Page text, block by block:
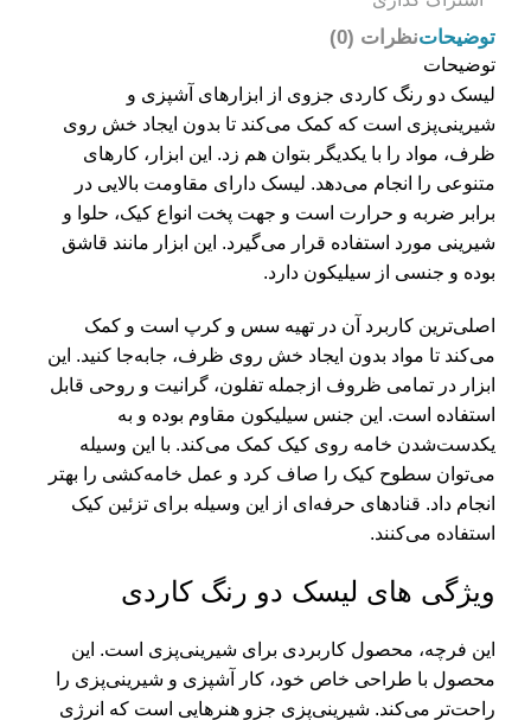
توضیحاتنظرات (0)
توضیحات
لیسک دو رنگ کاردی جزوی از ابزارهای آشپزی و
شیرینی‌پزی است که کمک می‌کند تا بدون ایجاد خش روی
ظرف، مواد را با یکدیگر بتوان هم زد. این ابزار، کارهای
متنوعی را انجام می‌دهد. لیسک دارای مقاومت بالایی در
برابر ضربه و حرارت است و جهت پخت انواع کیک، حلوا و
شیرینی مورد استفاده قرار می‌گیرد. این ابزار مانند قاشق
بوده و جنسی از سیلیکون دارد.
اصلی‌ترین کاربرد آن در تهیه سس و کرپ است و کمک
می‌کند تا مواد بدون ایجاد خش روی ظرف، جابه‌جا کنید. این
ابزار در تمامی ظروف ازجمله تفلون، گرانیت و روحی قابل
استفاده است. این جنس سیلیکون مقاوم بوده و به
یکدست‌شدن خامه روی کیک کمک می‌کند. با این وسیله
می‌توان سطوح کیک را صاف کرد و عمل خامه‌کشی را بهتر
انجام داد. قنادهای حرفه‌ای از این وسیله برای تزئین کیک
استفاده می‌کنند.
ویژگی های لیسک دو رنگ کاردی
این فرچه، محصول کاربردی برای شیرینی‌پزی است. این
محصول با طراحی خاص خود، کار آشپزی و شیرینی‌پزی را
راحت‌تر می‌کند. شیرینی‌پزی جزو هنرهایی است که انرژی